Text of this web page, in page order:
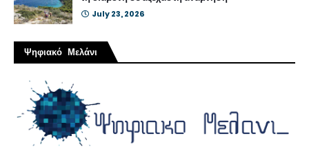
July 23, 2026
Ψηφιακό Μελάνι